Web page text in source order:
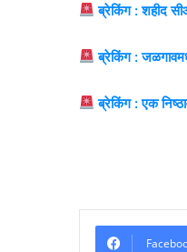
ब्रेकिंग : शहीद
ब्रेकिंग :
ब्रेकिंग : एक